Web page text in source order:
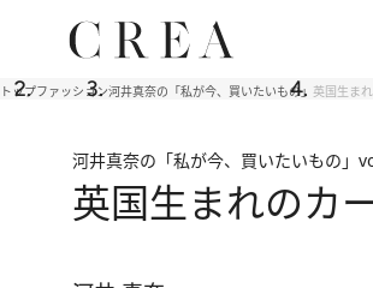
トップファッション河井真奈の「私が今、買いたいもの」 英国生ま
河井真奈の「私が今、買いたいもの」
英国生まれのカ